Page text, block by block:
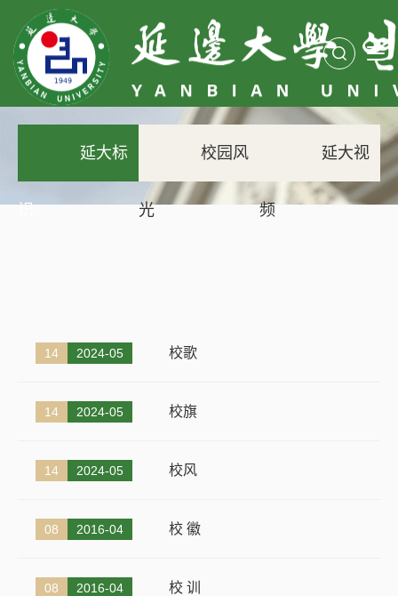
延大标
识
校园风
光
延大视
频
14 2024-05 校歌
14 2024-05 校旗
14 2024-05 校风
08 2016-04 校 徽
08 2016-04 校 训